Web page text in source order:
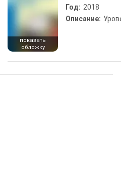
показать
обложку
Год: 2018
Описание: